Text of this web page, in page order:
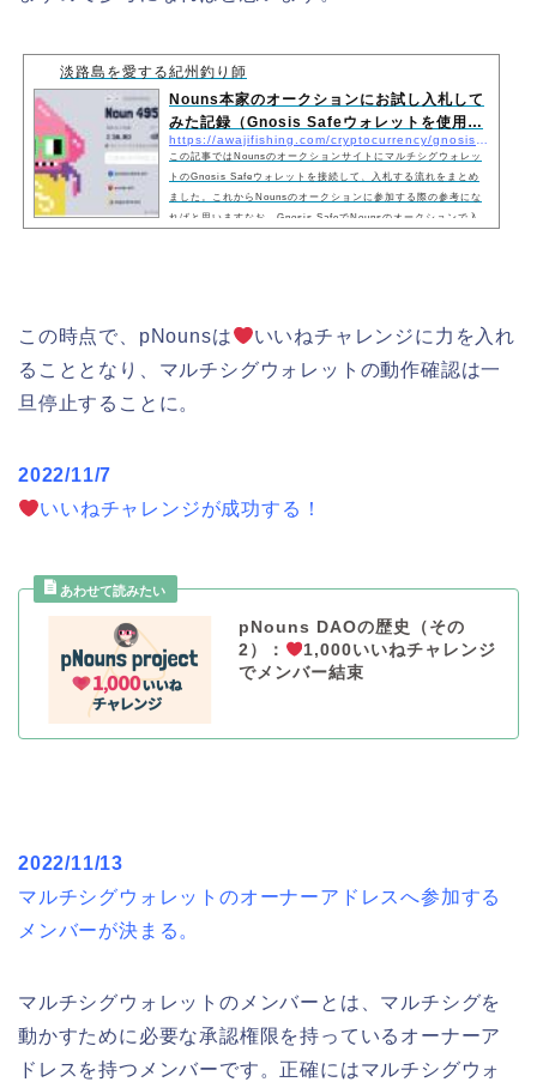
淡路島を愛する紀州釣り師
Nouns本家のオークションにお試し入札して
みた記録（Gnosis Safeウォレットを使用…
この記事ではNounsのオークションサイトにマルチシグウォレッ
トのGnosis Safeウォレットを接続して、入札する流れをまとめ
ました。これからNounsのオークションに参加する際の参考にな
ればと思いますなお、Gnosis SafeでNounsのオークションで入
この時点で、pNounsは
いいねチャレンジに力を入れ
ることとなり、マルチシグウォレットの動作確認は一
旦停止することに。
2022/11/7
いいねチャレンジが成功する！
pNouns DAOの歴史（その
2）：
1,000いいねチャレンジ
でメンバー結束
2022/11/13
マルチシグウォレットのオーナーアドレスへ参加する
メンバーが決まる。
マルチシグウォレットのメンバーとは、マルチシグを
動かすために必要な承認権限を持っているオーナーア
ドレスを持つメンバーです。正確にはマルチシグウォ